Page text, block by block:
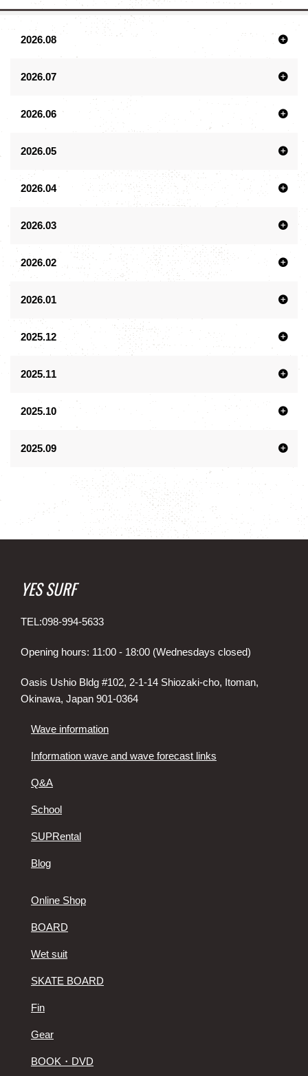
2026.08
2026.07
2026.06
2026.05
2026.04
2026.03
2026.02
2026.01
2025.12
2025.11
2025.10
2025.09
YES SURF
TEL:098-994-5633
Opening hours: 11:00 - 18:00 (Wednesdays closed)
Oasis Ushio Bldg #102, 2-1-14 Shiozaki-cho, Itoman,
Okinawa, Japan 901-0364
Wave information
Information wave and wave forecast links
Q&A
School
SUPRental
Blog
Online Shop
BOARD
Wet suit
SKATE BOARD
Fin
Gear
BOOK・DVD